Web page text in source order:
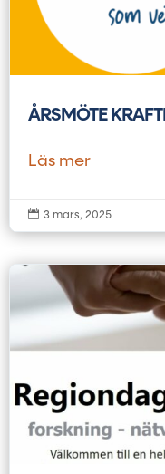
ÅRSMÖTE
Läs mer
 3 mars, 2025